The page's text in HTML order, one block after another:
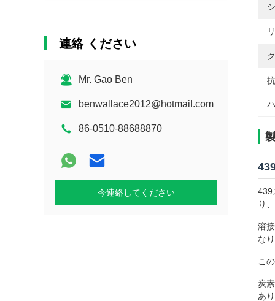
連絡 ください
Mr. Gao Ben
benwallace2012@hotmail.com
86-0510-88688870
今連絡してください
439
り
溶
な
こ
炭
あ